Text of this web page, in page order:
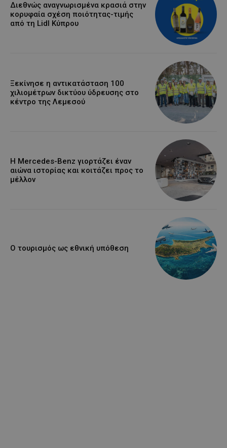
Διεθνώς αναγνωρισμένα κρασιά στην
κορυφαία σχέση ποιότητας-τιμής
από τη Lidl Κύπρου
Ξεκίνησε η αντικατάσταση 100
χιλιομέτρων δικτύου ύδρευσης στο
κέντρο της Λεμεσού
Η Mercedes-Benz γιορτάζει έναν
αιώνα ιστορίας και κοιτάζει προς το
μέλλον
Ο τουρισμός ως εθνική υπόθεση